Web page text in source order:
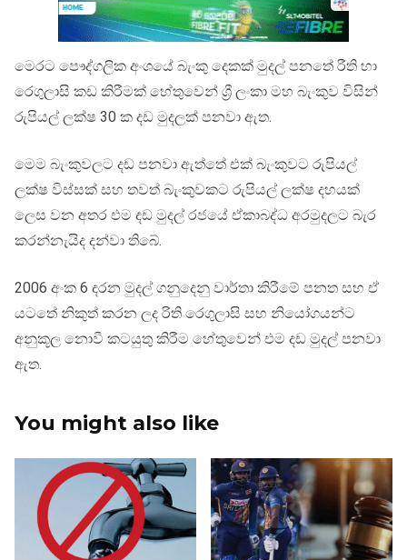
මෙරට පෞද්ගලික අංශයේ බැංකු දෙකක් මුදල් පනතේ රීති හා
රෙගුලාසි කඩ කිරීමක් හේතුවෙන් ශ්‍රී ලංකා මහ බැංකුව විසින්
රුපියල් ලක්ෂ 30 ක දඩ මුදලක් පනවා ඇත.
මෙම බැංකුවලට දඩ පනවා ඇත්තේ එක් බැංකුවට රුපියල්
ලක්ෂ විස්සක් සහ තවත් බැංකුවකට රුපියල් ලක්ෂ දහයක්
ලෙස වන අතර එම දඩ මුදල් රජයේ ඒකාබද්ධ අරමුදලට බැර
කරන්නැයිද දන්වා තිබේ.
2006 අංක 6 දරන මුදල් ගනුදෙනු වාර්තා කිරීමේ පනත සහ ඒ
යටතේ නිකුත් කරන ලද රිති රෙගුලාසි සහ නියෝගයන්ට
අනුකූල නොවී කටයුතු කිරීම හේතුවෙන් එම දඩ මුදල් පනවා
ඇත.
You might also like